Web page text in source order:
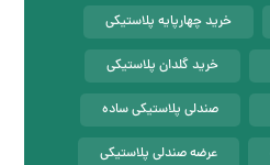
خرید چهارپایه پلاستیکی
خرید گلدان پلاستیکی
صندلی پلاستیکی ساده
عرضه صندلی پلاستیکی